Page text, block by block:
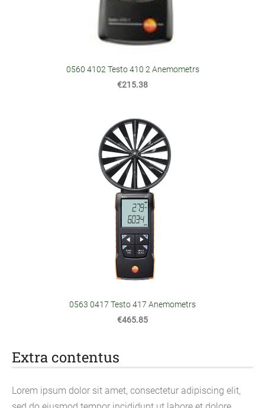
Extra contentus
Lorem ipsum dolor sit amet, consectetur adipiscing elit,
0560 4102 Testo 410 2 Anemometrs
€215.38
0563 0417 Testo 417 Anemometrs
€465.85